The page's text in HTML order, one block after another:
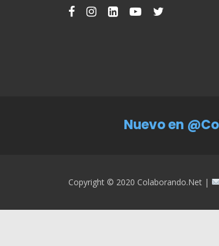
Nuevo en
Copyright © 2020 Colaborando.net |